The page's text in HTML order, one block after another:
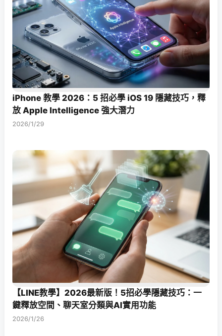
iPhone 教學 2026：5 招必學 iOS 19 隱藏技巧，釋
放 Apple Intelligence 強大潛力
2026/1/29
【LINE教學】2026最新版！5招必學隱藏技巧：一
鍵釋放空間、聊天室分類與AI實用功能
2026/1/26